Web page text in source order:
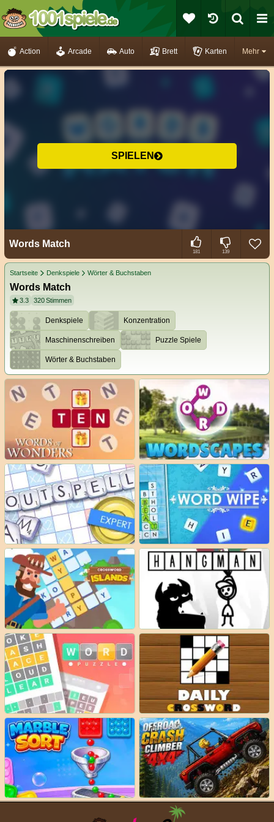
Mehr
Action Arcade Auto Brett Karten
SPIELEN
Words Match
181 139
Startseite Denkspiele Wörter & Buchstaben
Words Match
3.3 320Stimmen
Denkspiele Konzentration
Maschinenschreiben Puzzle Spiele
Wörter & Buchstaben